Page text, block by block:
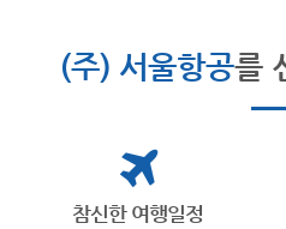
(주) 서울항공를
참신한 여행일정